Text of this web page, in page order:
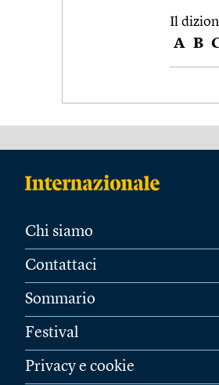
Il
A B
Chi siamo
Contattaci
Sommario
Festival
Privacy e cookie